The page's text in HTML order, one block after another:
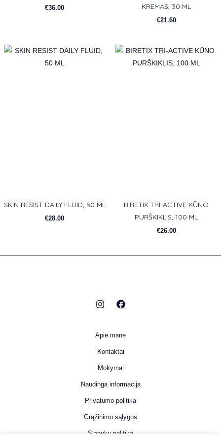
€36.00
KREMAS, 30 ML
€21.60
SKIN RESIST DAILY FLUID, 50 ML
€28.00
BIRETIX TRI-ACTIVE KŪNO
PURŠKIKLIS, 100 ML
€26.00
Apie mane
Kontaktai
Mokymai
Naudinga informacija
Privatumo politika
Grąžinimo sąlygos
Slapukų politika